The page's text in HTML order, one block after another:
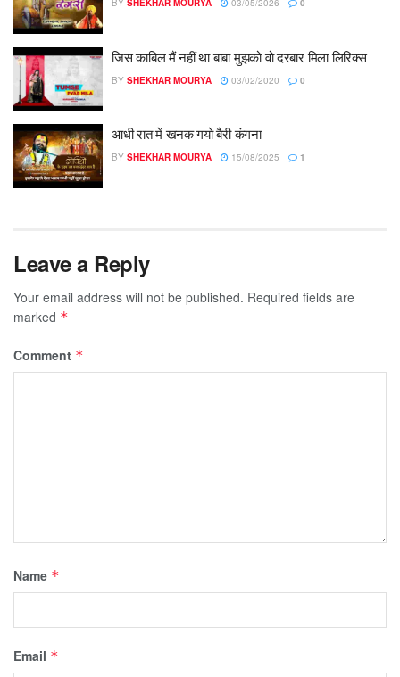
BY SHEKHAR MOURYA 03/05/2026 0
जिस काबिल मैं नहीं था बाबा मुझको वो दरबार मिला लिरिक्स
BY SHEKHAR MOURYA 03/02/2020 0
आधी रात में खनक गयो बैरी कंगना
BY SHEKHAR MOURYA 15/08/2025 1
Leave a Reply
Your email address will not be published. Required fields are
marked *
Comment *
Name *
Email *